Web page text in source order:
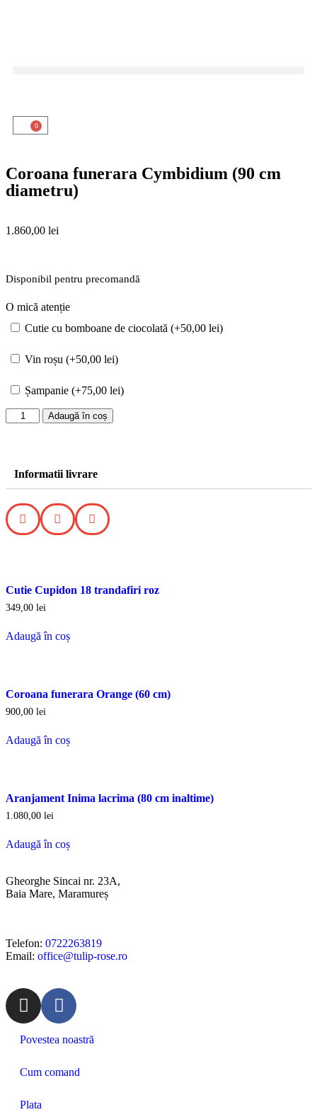
0
Coroana funerara Cymbidium (90 cm
diametru)
1.860,00 lei
Disponibil pentru precomandă
O mică atenție
Cutie cu bomboane de ciocolată (+50,00 lei)
Vin roșu (+50,00 lei)
Șampanie (+75,00 lei)
Adaugă în coș
Informatii livrare
Cutie Cupidon 18 trandafiri roz
349,00 lei
Adaugă în coș
Coroana funerara Orange (60 cm)
900,00 lei
Adaugă în coș
Aranjament Inima lacrima (80 cm inaltime)
1.080,00 lei
Adaugă în coș
Gheorghe Sincai nr. 23A,
Baia Mare, Maramureș
Telefon: 0722263819
Email: office@tulip-rose.ro
Povestea noastră
Cum comand
Plata